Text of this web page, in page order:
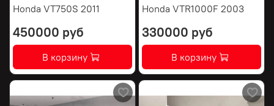
Honda VT750S 2011
450000 руб
В корзину
Honda VTR1000F 2003
330000 руб
В корзину